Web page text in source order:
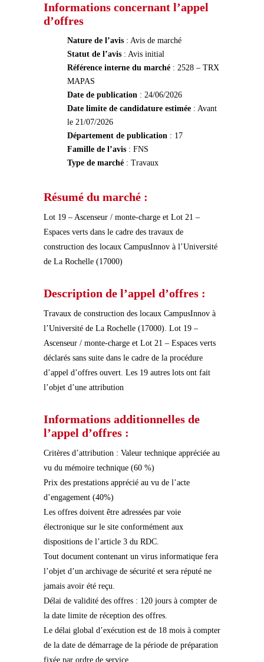
Informations concernant l’appel
d’offres
Nature de l’avis : Avis de marché
Statut de l’avis : Avis initial
Référence interne du marché : 2528 – TRX
MAPAS
Date de publication : 24/06/2026
Date limite de candidature estimée : Avant
le 21/07/2026
Département de publication : 17
Famille de l’avis : FNS
Type de marché : Travaux
Résumé du marché :
Lot 19 – Ascenseur / monte-charge et Lot 21 –
Espaces verts dans le cadre des travaux de
construction des locaux CampusInnov à l’Université
de La Rochelle (17000)
Description de l’appel d’offres :
Travaux de construction des locaux CampusInnov à
l’Université de La Rochelle (17000). Lot 19 –
Ascenseur / monte-charge et Lot 21 – Espaces verts
déclarés sans suite dans le cadre de la procédure
d’appel d’offres ouvert. Les 19 autres lots ont fait
l’objet d’une attribution
Informations additionnelles de
l’appel d’offres :
Critères d’attribution : Valeur technique appréciée au
vu du mémoire technique (60 %)
Prix des prestations apprécié au vu de l’acte
d’engagement (40%)
Les offres doivent être adressées par voie
électronique sur le site conformément aux
dispositions de l’article 3 du RDC.
Tout document contenant un virus informatique fera
l’objet d’un archivage de sécurité et sera réputé ne
jamais avoir été reçu.
Délai de validité des offres : 120 jours à compter de
la date limite de réception des offres.
Le délai global d’exécution est de 18 mois à compter
de la date de démarrage de la période de préparation
fixée par ordre de service.